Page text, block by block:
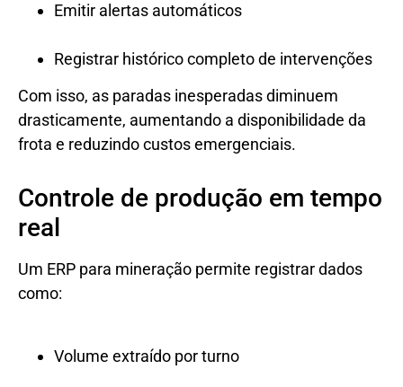
Emitir alertas automáticos
Registrar histórico completo de intervenções
Com isso, as paradas inesperadas diminuem
drasticamente, aumentando a disponibilidade da
frota e reduzindo custos emergenciais.
Controle de produção em tempo
real
Um ERP para mineração permite registrar dados
como:
Volume extraído por turno